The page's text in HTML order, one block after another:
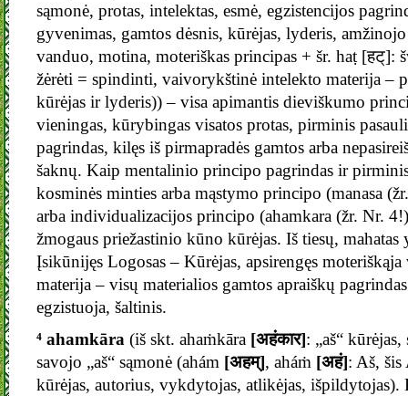
sąmonė, protas, intelektas, esmė, egzistencijos
gyvenimas, gamtos dėsnis, kūrėjas, lyderis,
vanduo, motina, moteriškas principas + šr. haṭ [हट्]:
žėrėti = spindinti, vaivorykštinė intelekto materija –
kūrėjas ir lyderis)) – visa apimantis dieviškumo
vieningas, kūrybingas visatos protas, pirminis
pagrindas, kilęs iš pirmapradės gamtos arba
šaknų. Kaip mentalinio principo pagrindas ir
kosminės minties arba mąstymo principo (manasa
arba individualizacijos principo (ahamkara (žr. Nr.
žmogaus priežastinio kūno kūrėjas. Iš tiesų, mahatas
Įsikūnijęs Logosas – Kūrėjas, apsirengęs moteriškąja
materija – visų materialios gamtos apraiškų
egzistuoja, šaltinis.
⁴ ahamkāra (iš skt. ahaṁkāra [अहंकार]: „aš“
savojo „aš“ sąmonė (ahám [अहम्], aháṁ [अहं]: Aš,
kūrėjas, autorius, vykdytojas, atlikėjas, išpildytojas).